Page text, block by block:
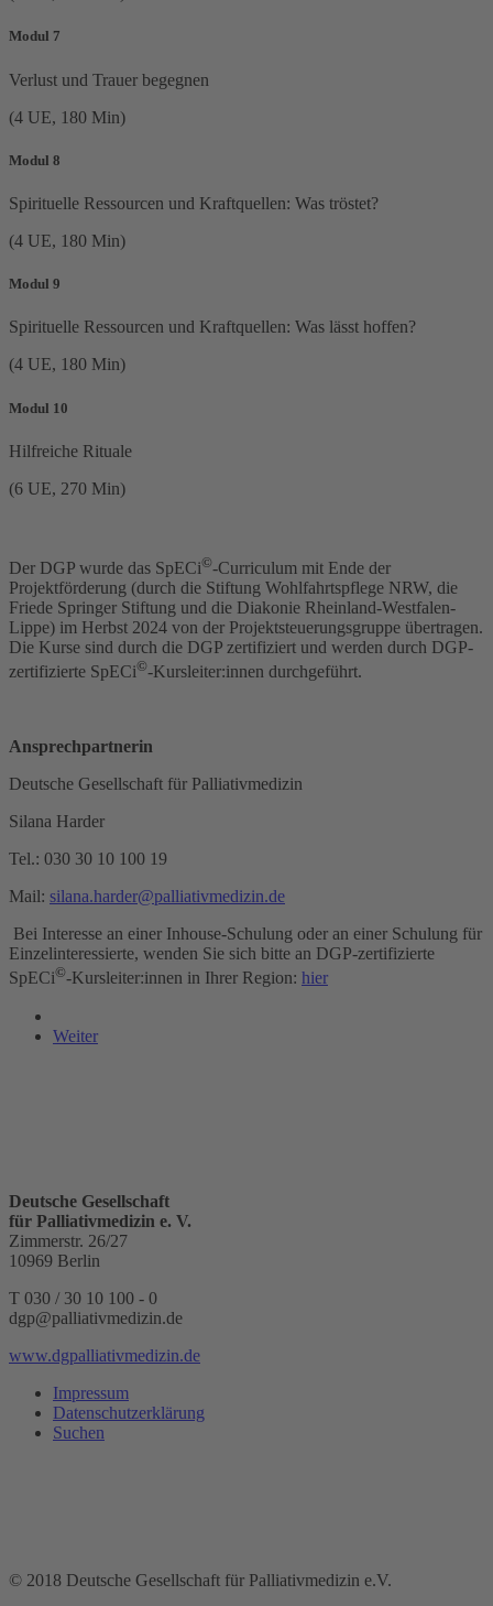
Modul 7
Verlust und Trauer begegnen
(4 UE, 180 Min)
Modul 8
Spirituelle Ressourcen und Kraftquellen: Was tröstet?
(4 UE, 180 Min)
Modul 9
Spirituelle Ressourcen und Kraftquellen: Was lässt hoffen?
(4 UE, 180 Min)
Modul 10
Hilfreiche Rituale
(6 UE, 270 Min)
Der DGP wurde das SpECi©-Curriculum mit Ende der
Projektförderung (durch die Stiftung Wohlfahrtspflege NRW, die
Friede Springer Stiftung und die Diakonie Rheinland-Westfalen-
Lippe) im Herbst 2024 von der Projektsteuerungsgruppe übertragen.
Die Kurse sind durch die DGP zertifiziert und werden durch DGP-
zertifizierte SpECi©-Kursleiter:innen durchgeführt.
Ansprechpartnerin
Deutsche Gesellschaft für Palliativmedizin
Silana Harder
Tel.: 030 30 10 100 19
Mail: silana.harder@palliativmedizin.de
Bei Interesse an einer Inhouse-Schulung oder an einer Schulung für
Einzelinteressierte, wenden Sie sich bitte an DGP-zertifizierte
SpECi©-Kursleiter:innen in Ihrer Region: hier
Weiter
Deutsche Gesellschaft
für Palliativmedizin e. V.
Zimmerstr. 26/27
10969 Berlin
T 030 / 30 10 100 - 0
dgp@palliativmedizin.de
www.dgpalliativmedizin.de
Impressum
Datenschutzerklärung
Suchen
© 2018 Deutsche Gesellschaft für Palliativmedizin e.V.